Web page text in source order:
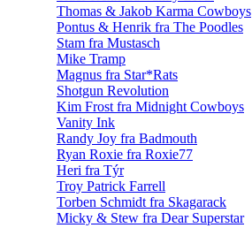
Thomas & Jakob Karma Cowboys
Pontus & Henrik fra The Poodles
Stam fra Mustasch
Mike Tramp
Magnus fra Star*Rats
Shotgun Revolution
Kim Frost fra Midnight Cowboys
Vanity Ink
Randy Joy fra Badmouth
Ryan Roxie fra Roxie77
Heri fra Týr
Troy Patrick Farrell
Torben Schmidt fra Skagarack
Micky & Stew fra Dear Superstar